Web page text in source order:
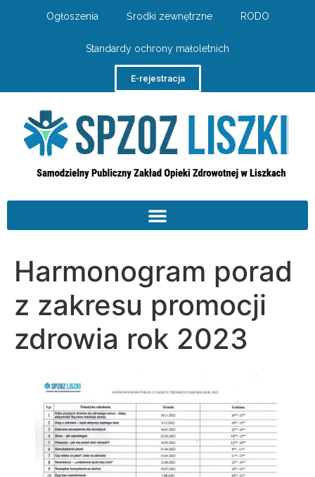
Ogłoszenia Środki zewnętrzne RODO
Standardy ochrony małoletnich
E-rejestracja
Harmonogram porad
z zakresu promocji
zdrowia rok 2023